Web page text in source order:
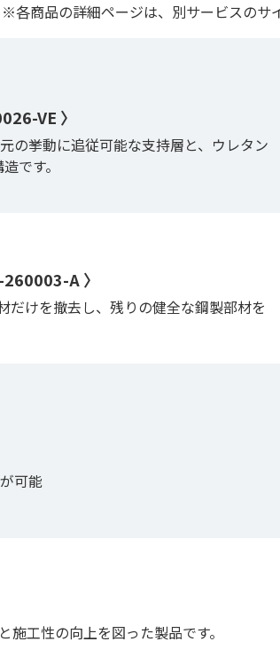
※各商品の詳細ページは、別サービスのサ
VE 〉
の挙動に追従可能な支持層と、ウレタン
です。
A 〉
だけを撤去し、残りの健全な鋼製部材を
可能
工性の向上を図った製品です。